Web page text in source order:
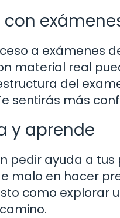
a exámenes
material real
del
sentirás más
y aprende
pedir ayuda a
malo en hacer
como explorar